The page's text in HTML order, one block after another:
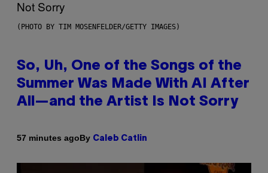
(PHOTO BY TIM MOSENFELDER/GETTY IMAGES)
So, Uh, One of the Songs of the
Summer Was Made With AI After
All—and the Artist Is Not Sorry
57 minutes agoBy Caleb Catlin